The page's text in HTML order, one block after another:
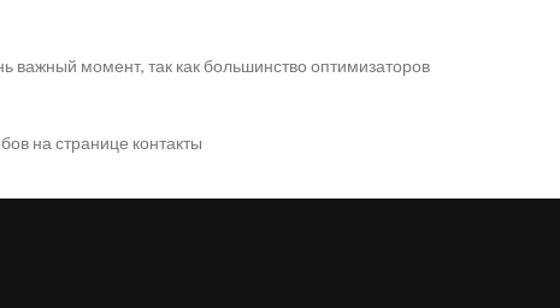
важный момент, так как большинство оптимизаторов
на странице контакты